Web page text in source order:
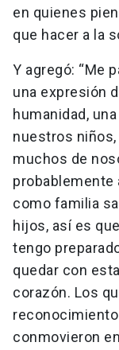
en quienes
que hacer a la
Y agregó: “Me
una expresión
humanidad,
nuestros
muchos de
probablemente
como familia
hijos, así es
tengo
quedar con
corazón. Los
conmovieron